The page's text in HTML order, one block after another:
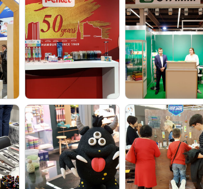
Дракоша Тоша
Россия
GulSara
Фееринки
Россия
«Умница»